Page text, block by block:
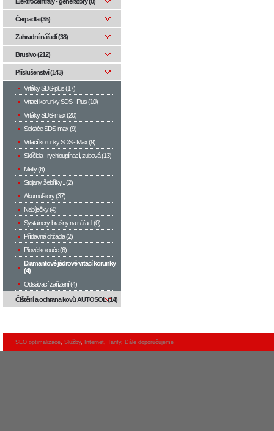
Čerpadla (35)
Zahradní nářadí (38)
Brusivo (212)
Příslušenství (143)
Vrtáky SDS-plus (17)
Vrtací korunky SDS - Plus (10)
Vrtáky SDS-max (20)
Sekáče SDS-max (9)
Vrtací korunky SDS - Max (9)
Sklíčidla - rychloupínací, zubová (13)
Metly (6)
Stojany, žebříky... (2)
Akumulátory (37)
Nabíječky (4)
Systainery, brašny na nářadí (0)
Přídavná držadla (2)
Pilové kotouče (6)
Diamantové jádrové vrtací korunky
(4)
Odsávací zařízení (4)
Čištění a ochrana kovů AUTOSOL (14)
SEO optimalizace, Služby, Internet, Tarify, Dále doporučujeme